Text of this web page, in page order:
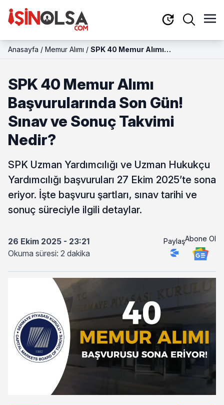
Anasayfa / Memur Alımı / SPK 40 Memur Alımı
SPK 40 Memur Alımı
Başvurularında Son Gün!
Sınav ve Sonuç Takvimi
Nedir?
SPK Uzman Yardımcılığı ve Uzman Hukukçu
Yardımcılığı başvuruları 27 Ekim 2025’te sona
eriyor. İşte başvuru şartları, sınav tarihi ve
sonuç süreciyle ilgili detaylar.
26 Ekim 2025 - 23:21
Okuma süresi: 2 dakika
PaylaşAbone Ol